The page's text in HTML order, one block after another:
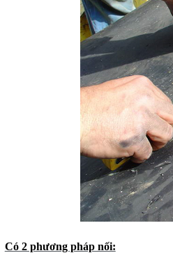
Có 2 phương pháp nối: